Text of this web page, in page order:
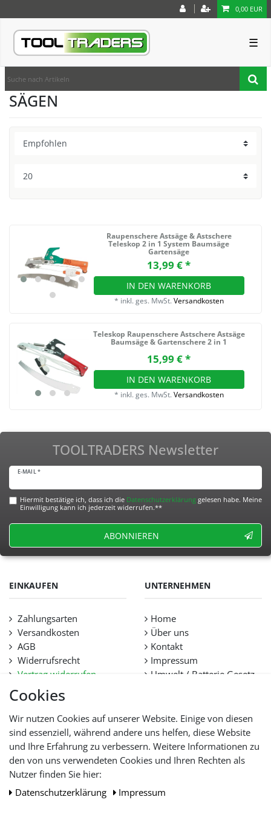
Cookies
Wir nutzen Cookies auf unserer Website. Einige von diesen
sind essenziell, während andere uns helfen, diese Website
und Ihre Erfahrung zu verbessern. Weitere Informationen zu
den von uns verwendeten Cookies und Ihren Rechten als
Nutzer finden Sie hier:
Daten­schutz­erklärung
Impressum
0,00 EUR
☰
SÄGEN
Raupenschere Astsäge & Astschere
Teleskop 2 in 1 System Baumsäge
Gartensäge
13,99 € *
IN DEN WARENKORB
* inkl. ges. MwSt. Versandkosten
Teleskop Raupenschere Astschere Astsäge
Baumsäge & Gartenschere 2 in 1
15,99 € *
IN DEN WARENKORB
* inkl. ges. MwSt. Versandkosten
TOOLTRADERS Newsletter
E-MAIL *
Hiermit bestätige ich, dass ich die Daten­schutz­erklärunggelesen habe. Meine
Einwilligung kann ich jederzeit widerrufen.**
ABONNIEREN
EINKAUFEN
Zahlungsarten
Versandkosten
AGB
Widerrufsrecht
Vertrag widerrufen
Datenschutz
Hilfe
Lieferfristen und
Lieferbeschränkung
UNTERNEHMEN
Home
Über uns
Kontakt
Impressum
Umwelt / Batterie Gesetz
WIR AKZEPTIEREN